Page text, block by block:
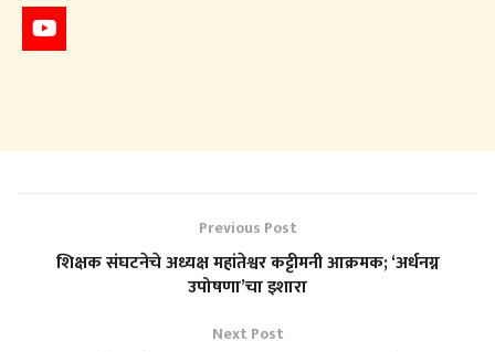
Previous Post
शिक्षक संघटनेचे अध्यक्ष महांतेश्वर कट्टीमनी आक्रमक; ‘अर्धनग्न
उपोषणा’चा इशारा
Next Post